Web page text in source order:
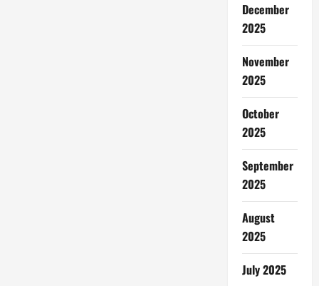
December
2025
November
2025
October
2025
September
2025
August
2025
July 2025